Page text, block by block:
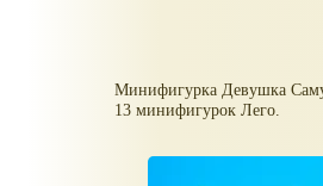
Минифигурка Девушка
13 минифигурок Лего.